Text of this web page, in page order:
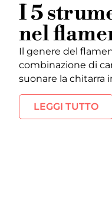
I 5
nel
Il genere del
combinazione di
suonare la chitarra
LEGGI TUTTO